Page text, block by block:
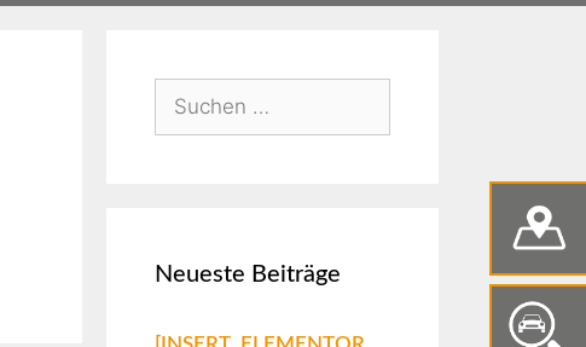
Neueste Beiträge